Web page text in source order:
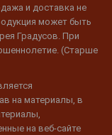
и доставка не
может быть
Градусов. При
(Старше
на материалы, в
на веб-сайте